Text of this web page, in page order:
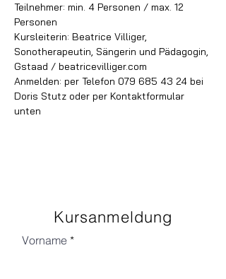
Teilnehmer: min. 4 Personen / max. 12
Personen
Kursleiterin: Beatrice Villiger,
Sonotherapeutin, Sängerin und Pädagogin,
Gstaad / beatricevilliger.com
Anmelden: per Telefon 079 685 43 24 bei
Doris Stutz oder per Kontaktformular
unten
Kursanmeldung
Vorname